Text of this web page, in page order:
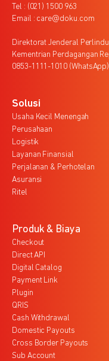
Tel : (021) 1500 963
Email : care@doku.com
Direktorat Jenderal
Kementrian Perdagangan
0853-1111-1010 (WhatsApp)
Solusi
Usaha Kecil Menengah
Perusahaan
Logistik
Layanan Finansial
Perjalanan & Perhotelan
Asuransi
Ritel
Produk & Biaya
Checkout
Direct API
Digital Catalog
Payment Link
Plugin
QRIS
Cash Withdrawal
Domestic Payouts
Cross Border Payouts
Sub Account